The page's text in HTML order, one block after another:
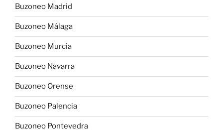
Buzoneo Madrid
Buzoneo Málaga
Buzoneo Murcia
Buzoneo Navarra
Buzoneo Orense
Buzoneo Palencia
Buzoneo Pontevedra